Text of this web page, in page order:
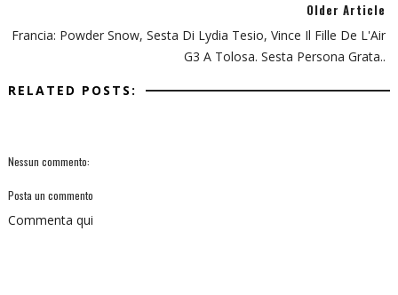
Older Article
Francia: Powder Snow, Sesta Di Lydia Tesio, Vince Il Fille De L'Air
G3 A Tolosa. Sesta Persona Grata..
RELATED POSTS:
Nessun commento:
Posta un commento
Commenta qui